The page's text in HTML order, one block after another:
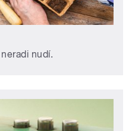
nudí.